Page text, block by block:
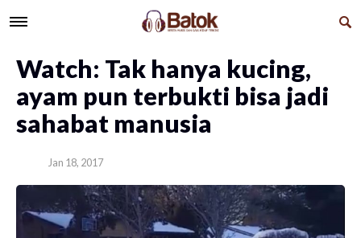
Watch: Tak hanya kucing,
ayam pun terbukti bisa jadi
sahabat manusia
Jan 18, 2017